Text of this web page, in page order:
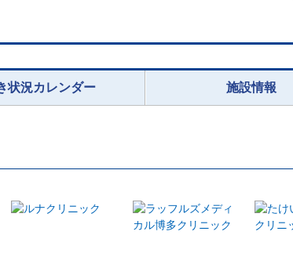
状況カレンダー 施設情報